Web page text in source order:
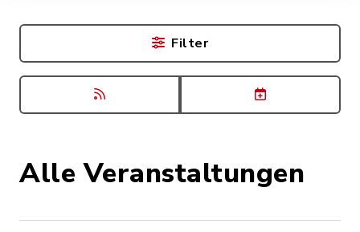
Alle Veranstaltungen
Filter